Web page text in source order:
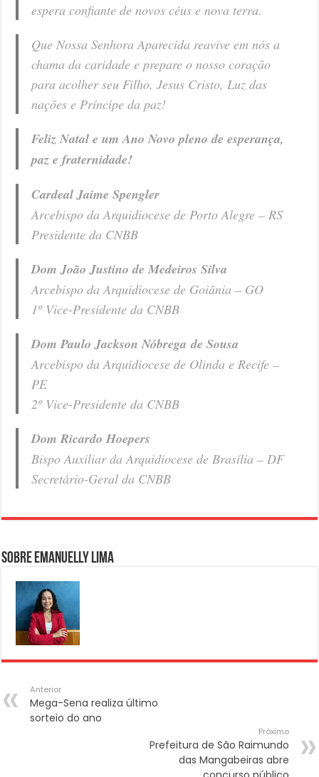
espera confiante de novos céus e nova terra.
Que Nossa Senhora Aparecida reavive em nós a
chama da caridade e prepare o nosso coração
para acolher seu Filho, Jesus Cristo, Luz das
nações e Príncipe da paz!
Feliz Natal e um Ano Novo pleno de esperança,
paz e fraternidade!
Cardeal Jaime Spengler
Arcebispo da Arquidiocese de Porto Alegre – RS
Presidente da CNBB
Dom João Justino de Medeiros Silva
Arcebispo da Arquidiocese de Goiânia – GO
1º Vice-Presidente da CNBB
Dom Paulo Jackson Nóbrega de Sousa
Arcebispo da Arquidiocese de Olinda e Recife –
PE
2º Vice-Presidente da CNBB
Dom Ricardo Hoepers
Bispo Auxiliar da Arquidiocese de Brasília – DF
Secretário-Geral da CNBB
Sobre Emanuelly Lima
Anterior
Mega-Sena realiza último
sorteio do ano
Próximo
Prefeitura de São Raimundo
das Mangabeiras abre